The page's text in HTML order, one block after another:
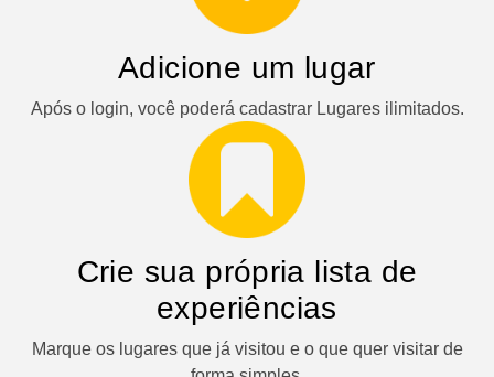
Adicione um lugar
Após o login, você poderá cadastrar Lugares ilimitados.
Crie sua própria lista de
experiências
Marque os lugares que já visitou e o que quer visitar de